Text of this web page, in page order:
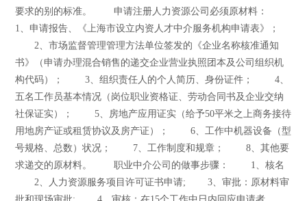
要求的别的标准。 申请注册人力资源公司必须原材料：
1、申请报告、《上海市设立内资人才中介服务机构申请表》；
2、市场监督管理管理方法单位签发的《企业名称核准通知
书》（申请办理混合销售的递交企业营业执照团本及公司组织机
构代码）； 3、组织责任人的个人简历、身份证件； 4、
五名工作员基本情况（岗位职业资格证、劳动合同书及企业交纳
社保证实）； 5、房地产应用证实（给予50平米之上商务接待
用地房产证或租赁协议及房产证）； 6、工作中机器设备（型
号规格、总数）状况； 7、工作制度和规章； 8、其他要
求递交的原材料。 职业中介公司的做事步骤： 1、核名
2、人力资源服务项目许可证书申请; 3、审批：原材料审